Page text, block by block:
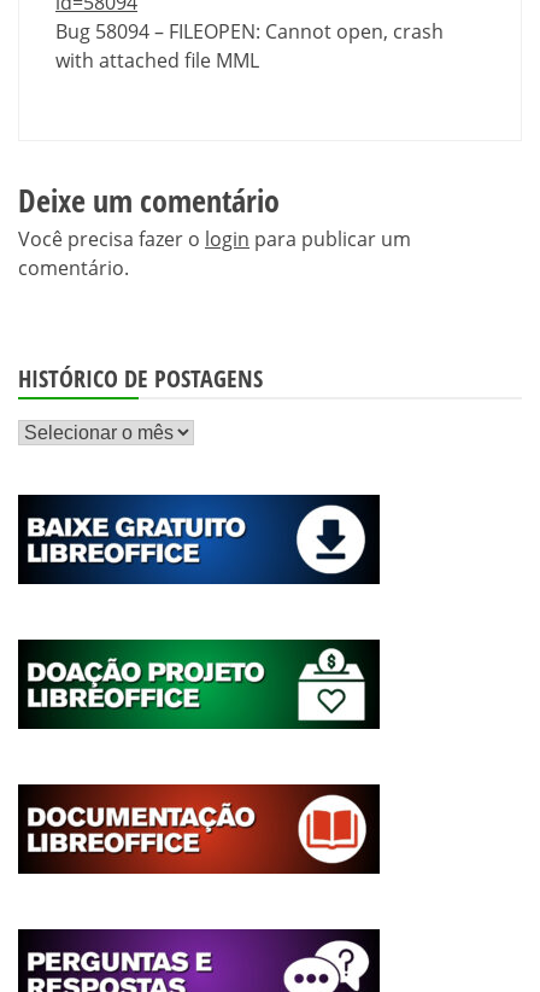
Bug 58094 – FILEOPEN: Cannot open, crash
with attached file MML
Deixe um comentário
Você precisa fazer o login para publicar um
comentário.
HISTÓRICO DE POSTAGENS
Histórico
postagens